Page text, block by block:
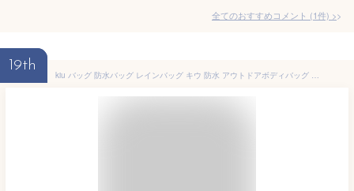
全てのおすすめコメント (1件) >
19th
kiu バッグ 防水バッグ レインバッグ キウ 防水 アウトドアボディバッグ レディース メンズ 撥水 ウォータープルーフ フェスワンショルダー おしゃれ ウエストポーチ wpc ワールドパーティー